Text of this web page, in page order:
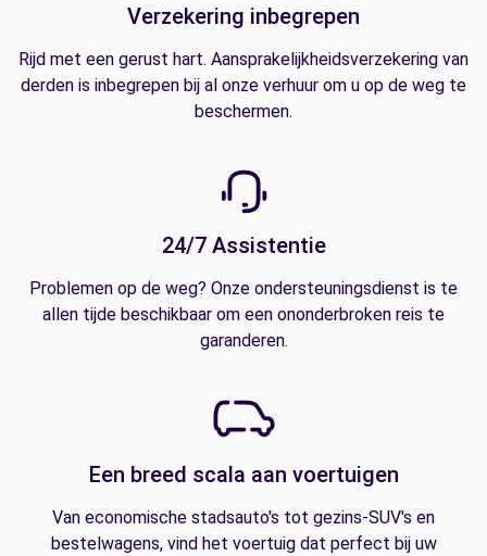
Verzekering inbegrepen
Rijd met een gerust hart. Aansprakelijkheidsverzekering van
derden is inbegrepen bij al onze verhuur om u op de weg te
beschermen.
24/7 Assistentie
Problemen op de weg? Onze ondersteuningsdienst is te
allen tijde beschikbaar om een ononderbroken reis te
garanderen.
Een breed scala aan voertuigen
Van economische stadsauto's tot gezins-SUV's en
bestelwagens, vind het voertuig dat perfect bij uw